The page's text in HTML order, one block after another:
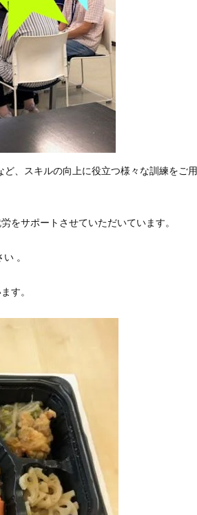
、スキルの向上に役立つ様々な訓練をご用
をサポートさせていただいています。
。
す。